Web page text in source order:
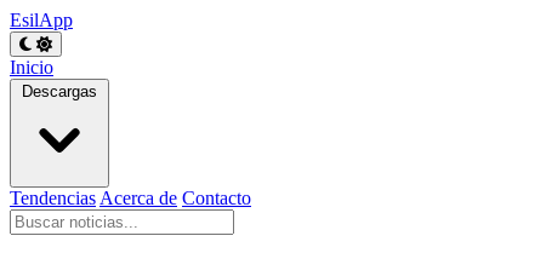
EsilApp
Inicio
Descargas
Tendencias Acerca de Contacto